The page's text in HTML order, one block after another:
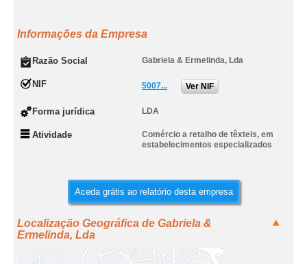
Informações da Empresa
Razão Social Gabriela & Ermelinda, Lda
NIF 5007... Ver NIF
Forma jurídica LDA
Atividade
Comércio a retalho de têxteis, em
estabelecimentos especializados
Aceda grátis ao relatório desta empresa
Localização Geográfica de Gabriela &
Ermelinda, Lda